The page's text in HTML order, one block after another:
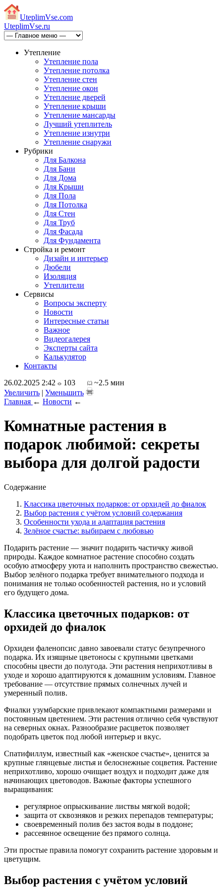
UteplimVse.com
UteplimVse.ru
Утепление
Утепление пола
Утепление потолка
Утепление стен
Утепление окон
Утепление дверей
Утепление крыши
Утепление мансарды
Лучший утеплитель
Утепление изнутри
Утепление снаружи
Рубрики
Для Балкона
Для Бани
Для Дома
Для Крыши
Для Пола
Для Потолка
Для Стен
Для Труб
Для Фасада
Для Фундамента
Стройка и ремонт
Дизайн и интерьер
Дюбели
Изоляция
Утеплители
Сервисы
Вопросы эксперту
Новости
Интересные статьи
Важное
Видеогалерея
Эксперты сайта
Калькулятор
Контакты
26.02.2025 2:42
103
~2.5 мин
Увеличить | Уменьшить
Главная ← Новости ←
Комнатные растения в
подарок любимой: секреты
выбора для долгой радости
Содержание
Классика цветочных подарков: от орхидей до фиалок
Выбор растения с учётом условий содержания
Особенности ухода и адаптация растения
Зелёное счастье: выбираем с любовью
Подарить растение — значит подарить частичку живой
природы. Каждое комнатное растение способно создать
особую атмосферу уюта и наполнить пространство свежестью.
Выбор зелёного подарка требует внимательного подхода и
понимания не только особенностей растения, но и условий
его будущего дома.
Классика цветочных подарков: от
орхидей до фиалок
Орхидеи фаленопсис давно завоевали статус безупречного
подарка. Их изящные цветоносы с крупными цветками
способны цвести до полугода. Эти растения неприхотливы в
уходе и хорошо адаптируются к домашним условиям. Главное
требование — отсутствие прямых солнечных лучей и
умеренный полив.
Фиалки узумбарские привлекают компактными размерами и
постоянным цветением. Эти растения отлично себя чувствуют
на северных окнах. Разнообразие расцветок позволяет
подобрать цветок под любой интерьер и вкус.
Спатифиллум, известный как «женское счастье», ценится за
крупные глянцевые листья и белоснежные соцветия. Растение
неприхотливо, хорошо очищает воздух и подходит даже для
начинающих цветоводов. Важные факторы успешного
выращивания:
регулярное опрыскивание листвы мягкой водой;
защита от сквозняков и резких перепадов температуры;
своевременный полив без застоя воды в поддоне;
рассеянное освещение без прямого солнца.
Эти простые правила помогут сохранить растение здоровым и
цветущим.
Выбор растения с учётом условий